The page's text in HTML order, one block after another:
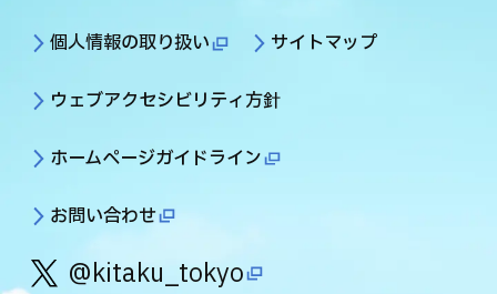
個人情報の取り扱い サイトマップ
ウェブアクセシビリティ方針
ホームページガイドライン
お問い合わせ
@kitaku_tokyo